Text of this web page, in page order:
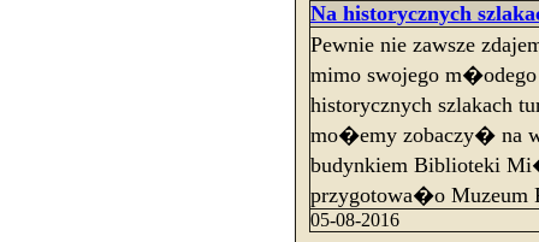
Na historycznych
Pewnie nie zawsze
mimo swojego
historycznych szlakach
mo�emy zobaczy� na
budynkiem Biblioteki
przygotowa�o Muzeum
05-08-2016